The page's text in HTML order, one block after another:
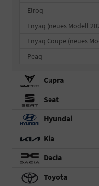
Elroq
Enyaq (neues Modell
Enyaq Coupe (neues
Peaq
Cupra
Seat
Hyundai
Kia
Dacia
Toyota